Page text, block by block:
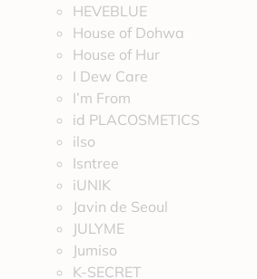
HEVEBLUE
House of Dohwa
House of Hur
I Dew Care
I’m From
id PLACOSMETICS
ilso
Isntree
iUNIK
Javin de Seoul
JULYME
Jumiso
K-SECRET